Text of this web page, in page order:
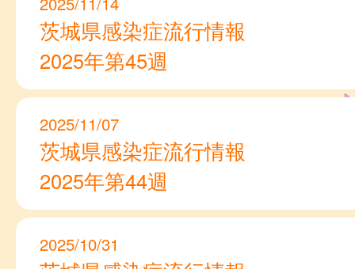
茨城県感染症流行情報
2025年第45週
2025/11/07
茨城県感染症流行情報
2025年第44週
2025/10/31